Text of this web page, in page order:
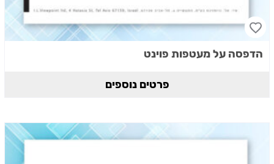
הדפסה על מעטפות פוינט
פרטים נוספים